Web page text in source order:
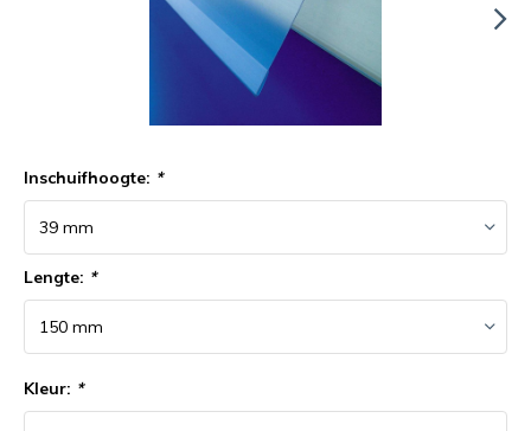
Inschuifhoogte: *
Lengte: *
Kleur: *